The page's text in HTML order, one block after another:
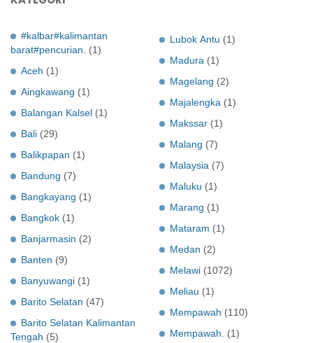
#kalbar#kalimantan
barat#pencurian.
(1)
Aceh (1)
Aingkawang (1)
Balangan Kalsel (1)
Bali (29)
Balikpapan (1)
Bandung (7)
Bangkayang (1)
Bangkok (1)
Banjarmasin (2)
Banten (9)
Banyuwangi (1)
Barito Selatan (47)
Barito Selatan Kalimantan
Tengah (5)
Lubok Antu (1)
Madura (1)
Magelang (2)
Majalengka (1)
Makssar (1)
Malang (7)
Malaysia (7)
Maluku (1)
Marang (1)
Mataram (1)
Medan (2)
Melawi (1072)
Meliau (1)
Mempawah (110)
Mempawah.
(1)